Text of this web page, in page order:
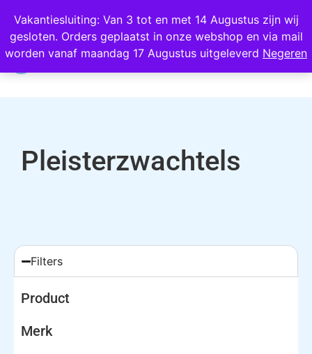
Vakantiesluiting: Van 3 tot en met 14 Augustus zijn wij
gesloten. Orders geplaatst in onze webshop en via mail
worden vanaf maandag 17 Augustus uitgeleverd Negeren
Wij scoren een 4,8 op Google
0
Pleisterzwachtels
Filters
Product
Merk